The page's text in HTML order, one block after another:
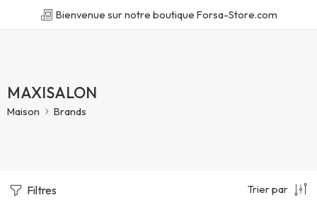
Bienvenue sur notre boutique Forsa-Store.com
MAXISALON
Maison Brands
Filtres Trier par